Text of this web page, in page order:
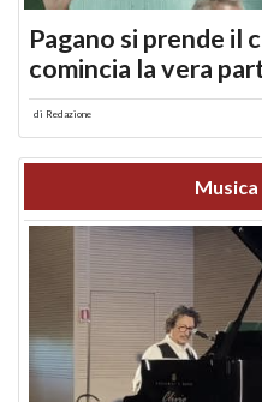
Pagano si prende il
comincia la vera
di Redazione